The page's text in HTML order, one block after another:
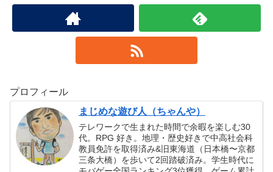
プロフィール
まじめな遊び人（ちゃんや）
テレワークで生まれた時間で余暇を楽しむ30
代。RPG 好き。地理・歴史好きで中高社会科
教員免許を取得済み&旧東海道（日本橋〜京都
三条大橋）を歩いて2回踏破済み。学生時代に